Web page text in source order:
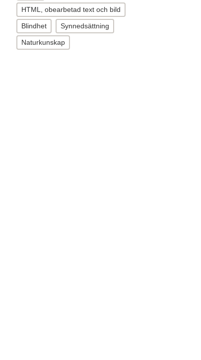
HTML, obearbetad text och bild
Blindhet Synnedsättning
Naturkunskap